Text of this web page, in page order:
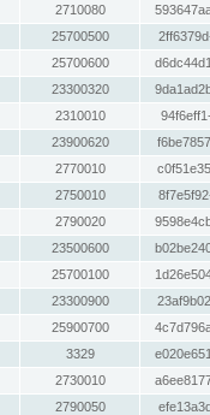
2710080
25700500
25700600
23300320
2310010
23900620
2770010
2750010
2790020
23500600
25700100
23300900
25900700
3329
2730010
2790050